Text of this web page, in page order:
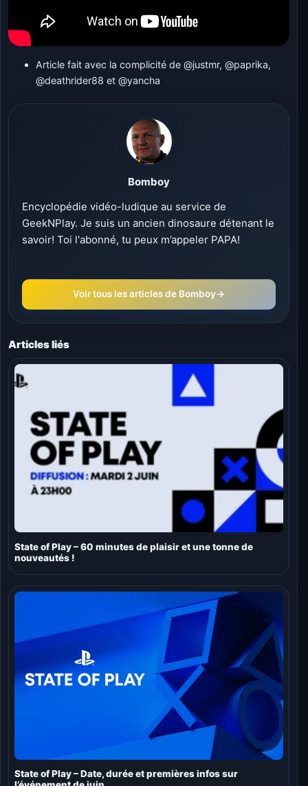
Article fait avec la complicité de@justmr,@paprika,
@deathrider88 et@yancha
Bomboy
Encyclopédie vidéo-ludique au service de
GeekNPlay. Je suis un ancien dinosaure détenant le
savoir! Toi l'abonné, tu peux m’appeler PAPA!
Voir tous les articles de Bomboy→
Articles liés
State of Play – 60 minutes de plaisir et une tonne de
nouveautés !
State of Play – Date, durée et premières infos sur